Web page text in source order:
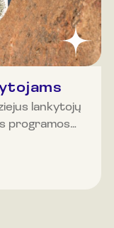
dalyvių
registruotis.
lankytojų
programos